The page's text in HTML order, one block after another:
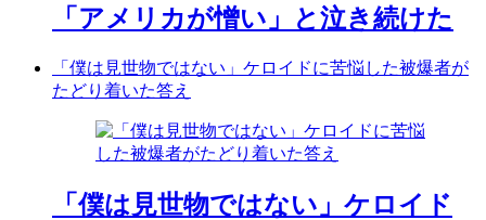
「アメリカが憎い」と泣き続けた
「僕は見世物ではない」ケロイドに苦悩した被爆者が
たどり着いた答え
「僕は見世物ではない」ケロイド